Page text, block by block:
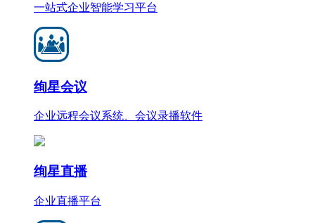
一站式企业智能学习平台
绚星会议
企业远程会议系统、会议录播软件
绚星直播
企业直播平台